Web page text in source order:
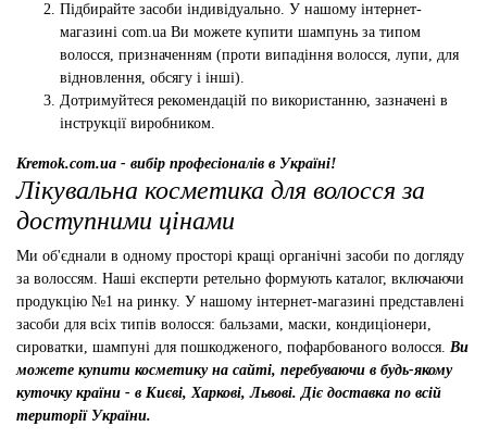
Підбирайте засоби індивідуально. У нашому інтернет-
магазині com.ua Ви можете купити шампунь за типом
волосся, призначенням (проти випадіння волосся, лупи, для
відновлення, обсягу і інші).
Дотримуйтеся рекомендацій по використанню, зазначені в
інструкції виробником.
Kremok.com.ua - вибір професіоналів в Україні!
Лікувальна косметика для волосся за
доступними цінами
Ми об'єднали в одному просторі кращі органічні засоби по догляду
за волоссям. Наші експерти ретельно формують каталог, включаючи
продукцію №1 на ринку. У нашому інтернет-магазині представлені
засоби для всіх типів волосся: бальзами, маски, кондиціонери,
сироватки, шампуні для пошкодженого, пофарбованого волосся. Ви
можете купити косметику на сайті, перебуваючи в будь-якому
куточку країни - в Києві, Харкові, Львові. Діє доставка по всій
території України.